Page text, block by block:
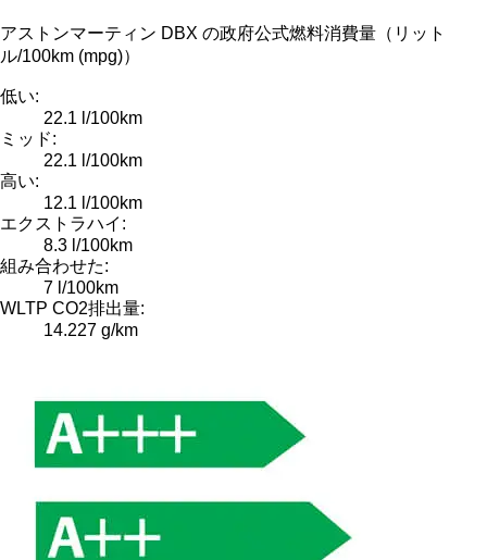
アストンマーティン DBX の政府公式燃料消費量（リット
ル/100km (mpg)）
低い:
22.1 l/100km
ミッド:
22.1 l/100km
高い:
12.1 l/100km
エクストラハイ:
8.3 l/100km
組み合わせた:
7 l/100km
WLTP CO2排出量:
14.227 g/km